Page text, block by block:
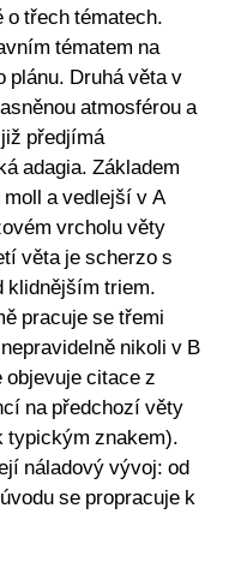
o třech tématech.
tématem na
plánu. Druhá věta v
atmosférou a
předjímá
adagia. Základem
a vedlejší v A
vrcholu věty
věta je scherzo s
klidnějším triem.
pracuje se třemi
nikoli v B
objevuje citace z
na předchozí věty
typickým znakem).
náladový vývoj: od
se propracuje k